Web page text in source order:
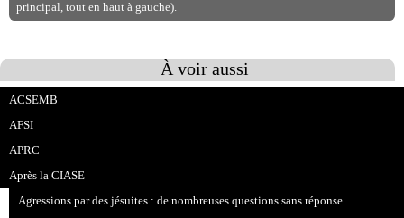
principal, tout en haut à gauche).
À voir aussi
ACSEMB
AFSI
APRC
Après la CIASE
Agressions par des jésuites : de nombreuses questions sans réponse